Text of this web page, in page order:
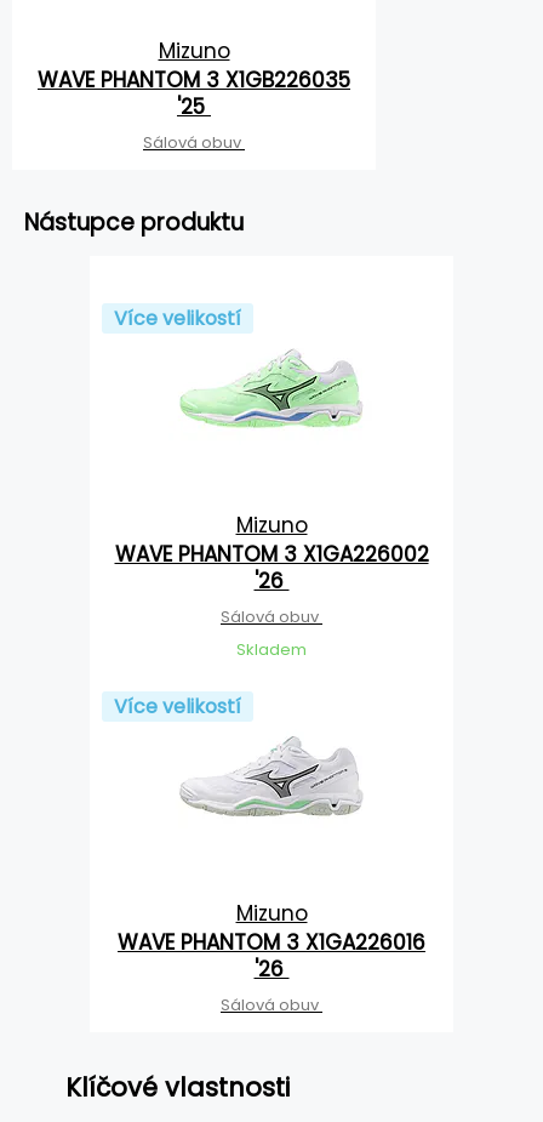
Mizuno
WAVE PHANTOM 3 X1GB226035
'25
Sálová obuv
Nástupce produktu
Více velikostí
Mizuno
WAVE PHANTOM 3 X1GA226002
'26
Sálová obuv
Skladem
Více velikostí
Mizuno
WAVE PHANTOM 3 X1GA226016
'26
Sálová obuv
Klíčové vlastnosti